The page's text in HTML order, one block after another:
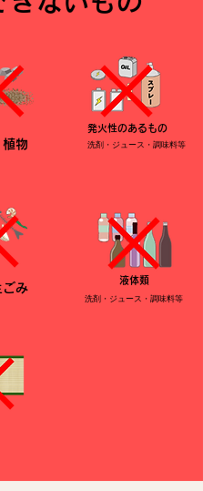
植物
発火性のあるもの
洗剤・ジュース・調味料等
ごみ
液体類
洗剤・ジュース・調味料等